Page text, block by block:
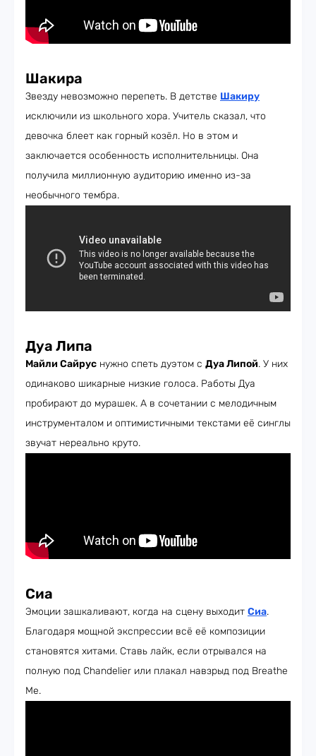
Шакира
Звезду невозможно перепеть. В детстве Шакиру
исключили из школьного хора. Учитель сказал, что
девочка блеет как горный козёл. Но в этом и
заключается особенность исполнительницы. Она
получила миллионную аудиторию именно из-за
необычного тембра.
Дуа Липа
Майли Сайрус нужно спеть дуэтом с Дуа Липой. У них
одинаково шикарные низкие голоса. Работы Дуа
пробирают до мурашек. А в сочетании с мелодичным
инструменталом и оптимистичными текстами её синглы
звучат нереально круто.
Сиа
Эмоции зашкаливают, когда на сцену выходит Сиа.
Благодаря мощной экспрессии всё её композиции
становятся хитами. Ставь лайк, если отрывался на
полную под Chandelier или плакал навзрыд под Breathe
Me.